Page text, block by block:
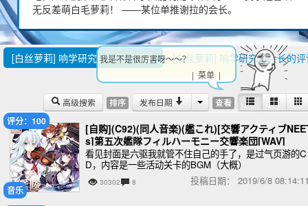
无反差萌白毛萝莉！ ——某位单推谢拉的会长。
[白丝萝莉] 响学研究协会长的投稿 [白丝萝莉] 响学研究协会长的
高级搜索 排序 发布日期 查看
音乐
评分：100
[自购](C92)(同人音楽)(艦これ)[交響アクティブ
s]第五次艦隊フィルハーモニー交響楽団[WAV]
看见封面是六驱我就管不住自己的手了，是过气页游的C
D，内容是一些活动关卡的BGM（大概）
30302 8 投稿日期： 2019/6/8
我是不是很厉害呀～～？
| 菜单 |